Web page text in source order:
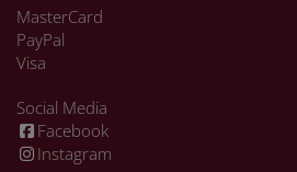
MasterCard
PayPal
Visa
Social Media
Facebook
Instagram